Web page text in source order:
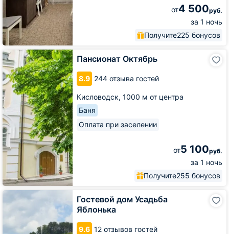
от4 500руб.
за 1 ночь
Получите225 бонусов
Пансионат Октябрь
8.9 244 отзыва гостей
Кисловодск, 1000 м от центра
Баня
Оплата при заселении
от5 100руб.
за 1 ночь
Получите255 бонусов
Пансионат
Октябрь
Гостевой дом Усадьба
Яблонька
9.6 12 отзывов гостей
Гостевой
дом
Усадьба
Яблонька